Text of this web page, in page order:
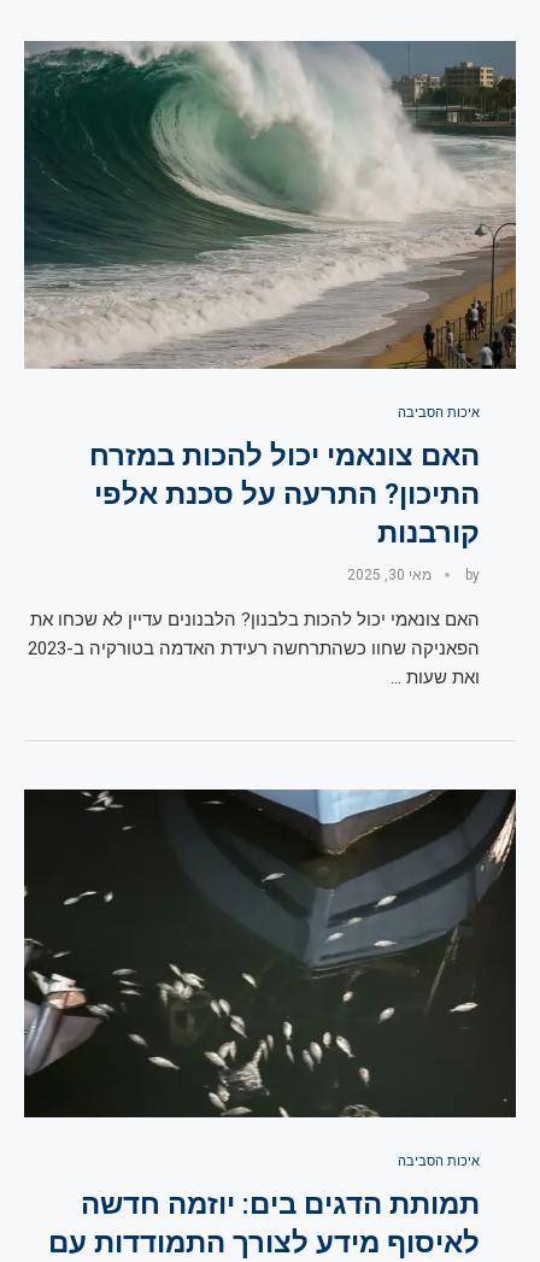
איכות הסביבה
האם צונאמי יכול להכות במזרח
התיכון? התרעה על סכנת אלפי
קורבנות
by מאי 30, 2025
האם צונאמי יכול להכות בלבנון? הלבנונים עדיין לא שכחו את
הפאניקה שחוו כשהתרחשה רעידת האדמה בטורקיה ב-2023
ואת שעות …
איכות הסביבה
תמותת הדגים בים: יוזמה חדשה
לאיסוף מידע לצורך התמודדות עם